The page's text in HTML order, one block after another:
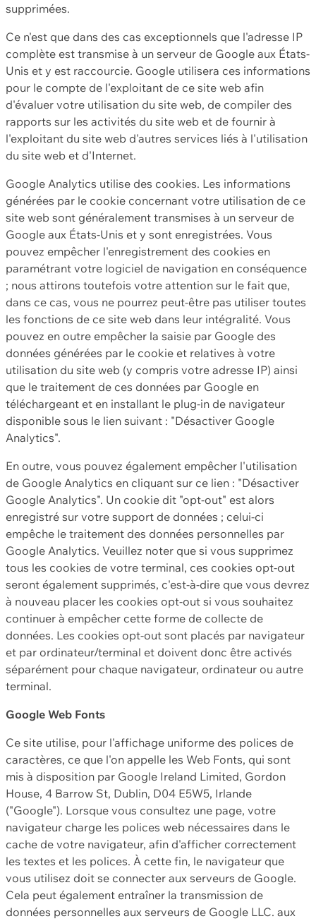
supprimées.
Ce n'est que dans des cas exceptionnels que l'adresse IP
complète est transmise à un serveur de Google aux États-
Unis et y est raccourcie. Google utilisera ces informations
pour le compte de l'exploitant de ce site web afin
d'évaluer votre utilisation du site web, de compiler des
rapports sur les activités du site web et de fournir à
l'exploitant du site web d'autres services liés à l'utilisation
du site web et d'Internet.
Google Analytics utilise des cookies. Les informations
générées par le cookie concernant votre utilisation de ce
site web sont généralement transmises à un serveur de
Google aux États-Unis et y sont enregistrées. Vous
pouvez empêcher l'enregistrement des cookies en
paramétrant votre logiciel de navigation en conséquence
; nous attirons toutefois votre attention sur le fait que,
dans ce cas, vous ne pourrez peut-être pas utiliser toutes
les fonctions de ce site web dans leur intégralité. Vous
pouvez en outre empêcher la saisie par Google des
données générées par le cookie et relatives à votre
utilisation du site web (y compris votre adresse IP) ainsi
que le traitement de ces données par Google en
téléchargeant et en installant le plug-in de navigateur
disponible sous le lien suivant : "Désactiver Google
Analytics".
En outre, vous pouvez également empêcher l'utilisation
de Google Analytics en cliquant sur ce lien : "Désactiver
Google Analytics". Un cookie dit "opt-out" est alors
enregistré sur votre support de données ; celui-ci
empêche le traitement des données personnelles par
Google Analytics. Veuillez noter que si vous supprimez
tous les cookies de votre terminal, ces cookies opt-out
seront également supprimés, c'est-à-dire que vous devrez
à nouveau placer les cookies opt-out si vous souhaitez
continuer à empêcher cette forme de collecte de
données. Les cookies opt-out sont placés par navigateur
et par ordinateur/terminal et doivent donc être activés
séparément pour chaque navigateur, ordinateur ou autre
terminal.
Google Web Fonts
Ce site utilise, pour l'affichage uniforme des polices de
caractères, ce que l'on appelle les Web Fonts, qui sont
mis à disposition par Google Ireland Limited, Gordon
House, 4 Barrow St, Dublin, D04 E5W5, Irlande
("Google"). Lorsque vous consultez une page, votre
navigateur charge les polices web nécessaires dans le
cache de votre navigateur, afin d'afficher correctement
les textes et les polices. À cette fin, le navigateur que
vous utilisez doit se connecter aux serveurs de Google.
Cela peut également entraîner la transmission de
données personnelles aux serveurs de Google LLC. aux